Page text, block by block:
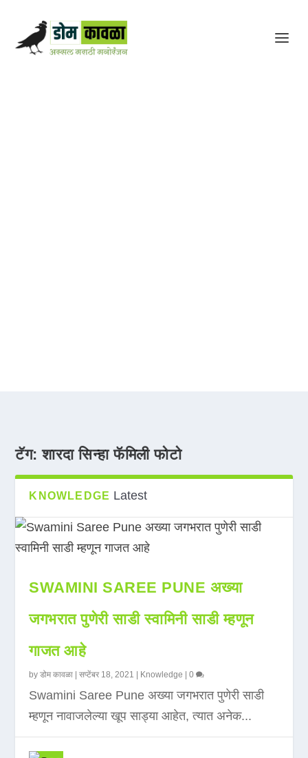
टॅग:शारदा सिन्हा फॅमिली फोटो
KNOWLEDGE Latest
SWAMINI SAREE PUNE अख्या
जगभरात पुणेरी साडी स्वामिनी साडी म्हणून
गाजत आहे
byडोम कावळा |सप्टेंबर 18, 2021 Knowledge |0
Swamini Saree Pune अख्या जगभरात पुणेरी साडी
म्हणून नावाजलेल्या खूप साड्या आहेत, त्यात अनेक...